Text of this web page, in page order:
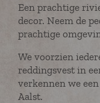
Een prachtige
decor. Neem de
prachtige
We voorzien
reddingsvest in
verkennen we
Aalst.